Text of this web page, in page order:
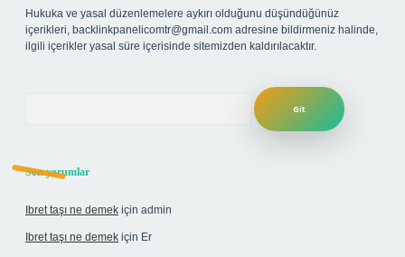
Hukuka ve yasal düzenlemelere aykırı olduğunu düşündüğünüz
içerikleri, backlinkpanelicomtr@gmail.com adresine bildirmeniz halinde,
ilgili içerikler yasal süre içerisinde sitemizden kaldırılacaktır.
Son yorumlar
Ibret taşı ne demek için admin
Ibret taşı ne demek için Er